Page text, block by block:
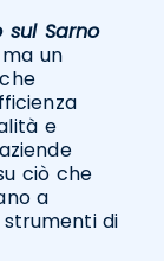
sul Sarno
un
e
ciò che
a
di